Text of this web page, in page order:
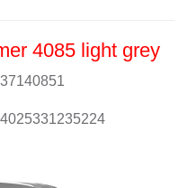
4085 light grey
37140851
4025331235224